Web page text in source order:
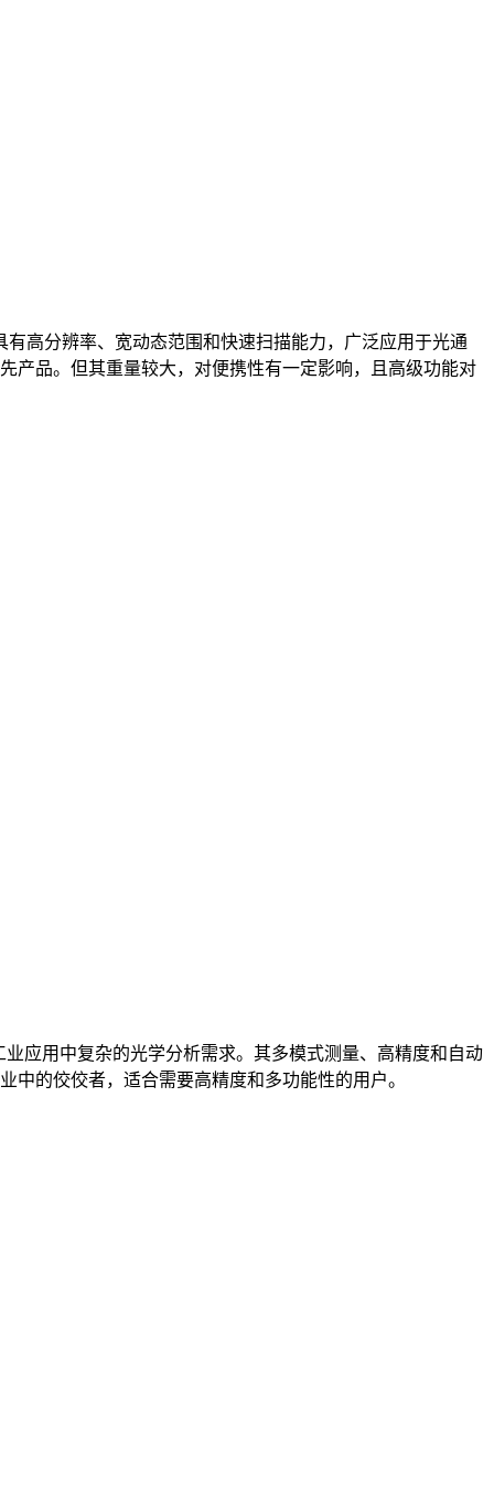
高分辨率、宽动态范围和快速扫描能力，广泛应用于光通
产品。但其重量较大，对便携性有一定影响，且高级功能对
应用中复杂的光学分析需求。其多模式测量、高精度和自动
的佼佼者，适合需要高精度和多功能性的用户。